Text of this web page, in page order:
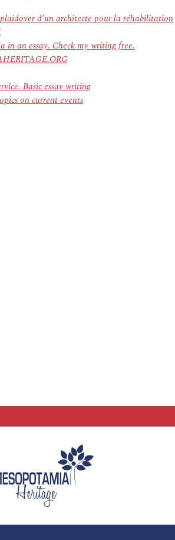
d’un architecte pour la réhabilitation
in an essay. Check my writing free.
Basic essay writing
on current events